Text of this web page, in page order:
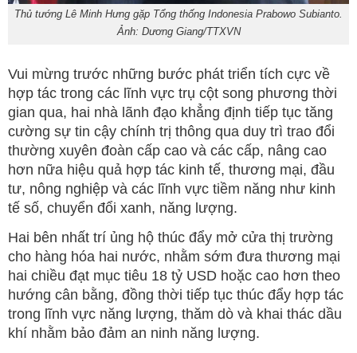
Thủ tướng Lê Minh Hưng gặp Tổng thống Indonesia Prabowo Subianto.
Ảnh: Dương Giang/TTXVN
Vui mừng trước những bước phát triển tích cực về
hợp tác trong các lĩnh vực trụ cột song phương thời
gian qua, hai nhà lãnh đạo khẳng định tiếp tục tăng
cường sự tin cậy chính trị thông qua duy trì trao đổi
thường xuyên đoàn cấp cao và các cấp, nâng cao
hơn nữa hiệu quả hợp tác kinh tế, thương mại, đầu
tư, nông nghiệp và các lĩnh vực tiềm năng như kinh
tế số, chuyển đổi xanh, năng lượng.
Hai bên nhất trí ủng hộ thúc đẩy mở cửa thị trường
cho hàng hóa hai nước, nhằm sớm đưa thương mại
hai chiều đạt mục tiêu 18 tỷ USD hoặc cao hơn theo
hướng cân bằng, đồng thời tiếp tục thúc đẩy hợp tác
trong lĩnh vực năng lượng, thăm dò và khai thác dầu
khí nhằm bảo đảm an ninh năng lượng.